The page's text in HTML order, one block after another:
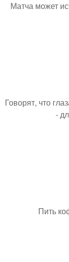
Матча может
Говорят, что
-
Пить